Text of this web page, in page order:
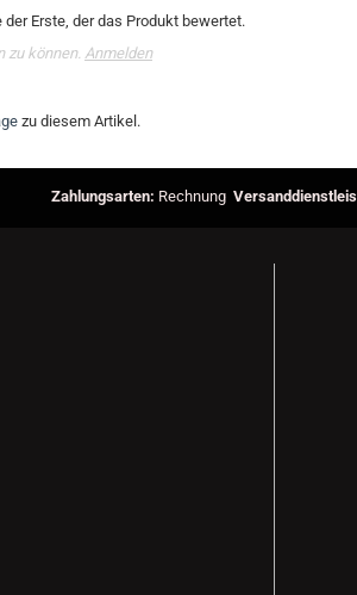
Erste, der das Produkt bewertet.
zu können. Anmelden
zu diesem Artikel.
Zahlungsarten: Rechnung